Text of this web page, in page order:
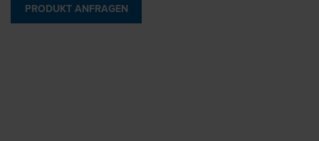
PRODUKT ANFRAGEN